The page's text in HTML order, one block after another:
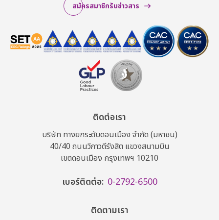
สมัครสมาชิกรับข่าวสาร
ติดต่อเรา
บริษัท ทางยกระดับดอนเมือง จำกัด (มหาชน)
40/40 ถนนวิภาวดีรังสิต แขวงสนามบิน
เขตดอนเมือง กรุงเทพฯ 10210
เบอร์ติดต่อ: 0-2792-6500
ติดตามเรา